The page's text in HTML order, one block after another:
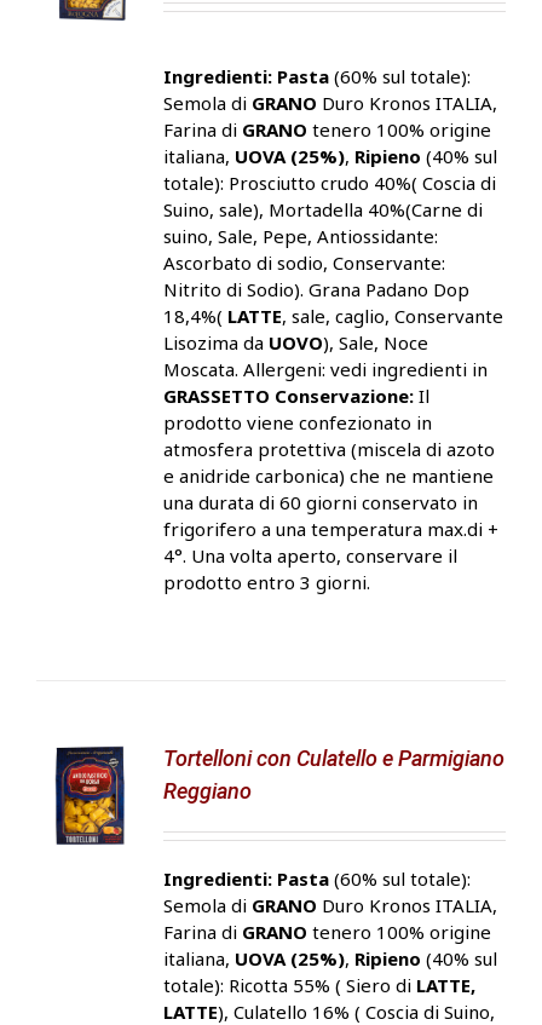
Ingredienti: Pasta(60% sul totale):
Semola di GRANO Duro Kronos ITALIA,
Farina di GRANO tenero 100% origine
italiana, UOVA (25%), Ripieno (40% sul
totale): Prosciutto crudo 40%( Coscia di
Suino, sale), Mortadella 40%(Carne di
suino, Sale, Pepe, Antiossidante:
Ascorbato di sodio, Conservante:
Nitrito di Sodio). Grana Padano Dop
18,4%( LATTE, sale, caglio, Conservante
Lisozima da UOVO), Sale, Noce
Moscata. Allergeni: vedi ingredienti in
GRASSETTO Conservazione:Il
prodotto viene confezionato in
atmosfera protettiva (miscela di azoto
e anidride carbonica) che ne mantiene
una durata di 60 giorni conservato in
frigorifero a una temperatura max.di +
4°. Una volta aperto, conservare il
prodotto entro 3 giorni.
Tortelloni con Culatello e Parmigiano
Reggiano
Ingredienti: Pasta(60% sul totale):
Semola di GRANO Duro Kronos ITALIA,
Farina di GRANO tenero 100% origine
italiana, UOVA (25%), Ripieno (40% sul
totale): Ricotta 55% ( Siero di LATTE,
LATTE), Culatello 16% ( Coscia di Suino,